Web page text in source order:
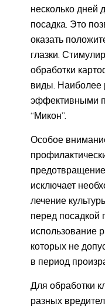
несколько дней
посадка. Это
оказать
глазки.
обработки
виды. Наиболее
эффективными
“Микон”.
Особое
исключает
лечение
перед посадкой
использование
которых не
в период
Для обработки
разных